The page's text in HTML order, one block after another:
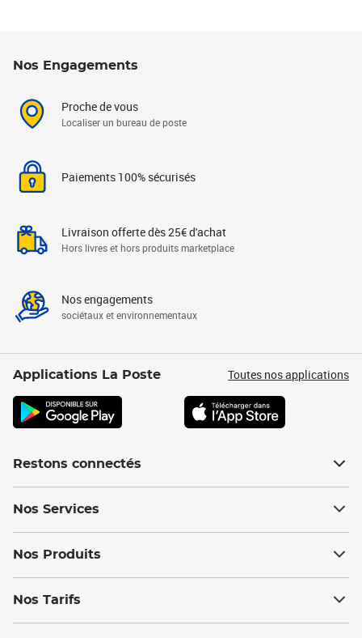
Nos Engagements
Proche de vous
Localiser un bureau de poste
Paiements 100% sécurisés
Livraison offerte dès 25€ d'achat
Hors livres et hors produits marketplace
Nos engagements
sociétaux et environnementaux
Applications La Poste Toutes nos applications
Restons connectés
Nos Services
Nos Produits
Nos Tarifs